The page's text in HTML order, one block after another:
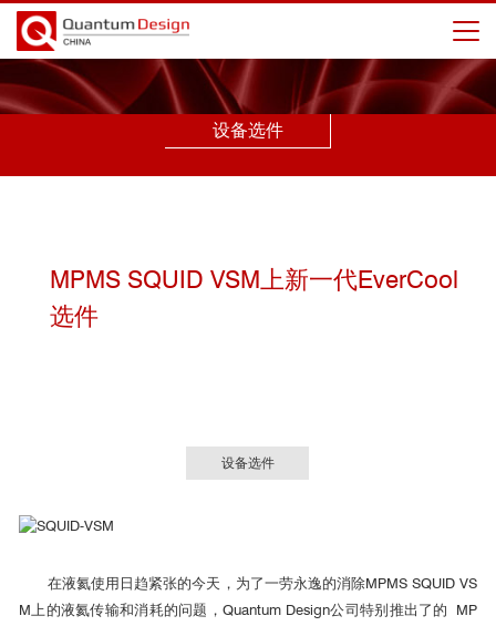
设备选件
MPMS SQUID VSM上新一代EverCool
选件
设备选件
在液氦使用日趋紧张的今天，为了一劳永逸的消除MPMS SQUID VS
M上的液氦传输和消耗的问题，Quantum Design公司特别推出了的 MP